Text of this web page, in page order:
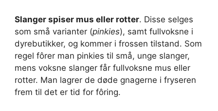
Slanger spiser mus eller rotter. Disse selges
som små varianter (pinkies), samt fullvoksne i
dyrebutikker, og kommer i frossen tilstand. Som
regel fôrer man pinkies til små, unge slanger,
mens voksne slanger får fullvoksne mus eller
rotter. Man lagrer de døde gnagerne i fryseren
frem til det er tid for fôring.